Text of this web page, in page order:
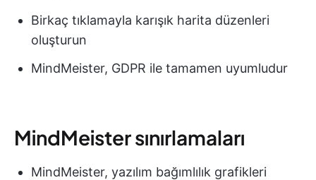
Birkaç tıklamayla karışık harita düzenleri
oluşturun
MindMeister, GDPR ile tamamen uyumludur
MindMeister sınırlamaları
MindMeister, yazılım bağımlılık grafikleri